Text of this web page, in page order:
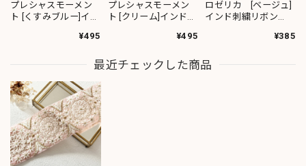
プレシャスモーメン
ト [くすみブルー]イン
¥495
プレシャスモーメン
ト [クリーム]インド刺
¥495
ロゼリカ [ベージュ]
インド刺繍リボン
¥385
最近チェックした商品